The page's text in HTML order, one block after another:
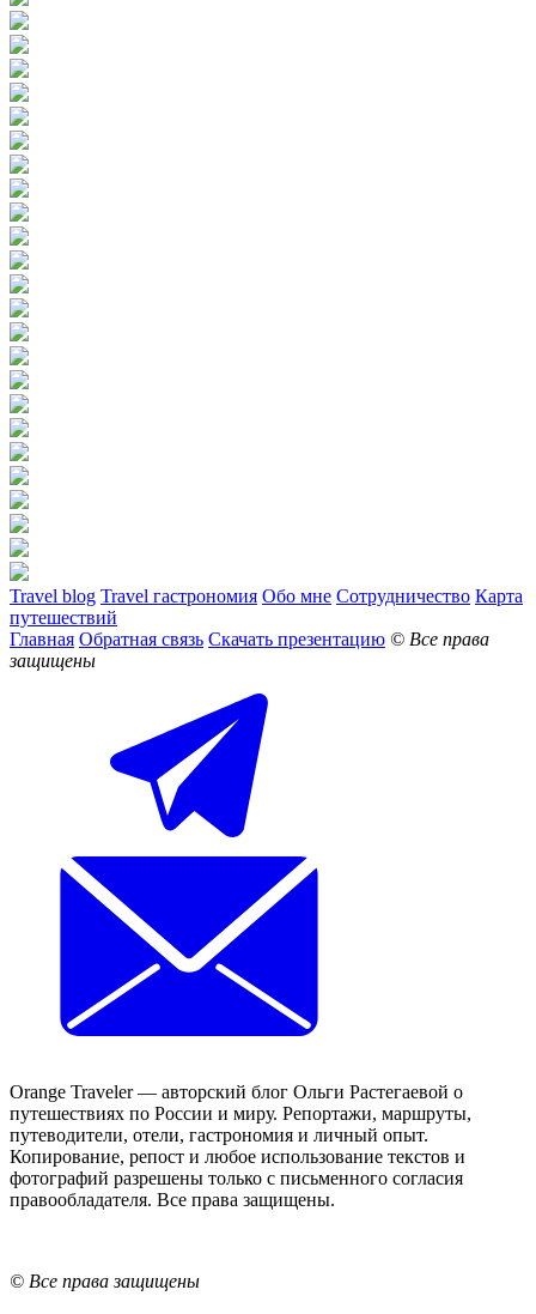
Travel blog Travel гастрономия Обо мне Сотрудничество Карта
путешествий
Главная Обратная связь Скачать презентацию © Все права
защищены
Orange Traveler — авторский блог Ольги Растегаевой о
путешествиях по России и миру. Репортажи, маршруты,
путеводители, отели, гастрономия и личный опыт.
Копирование, репост и любое использование текстов и
фотографий разрешены только с письменного согласия
правообладателя. Все права защищены.
© Все права защищены